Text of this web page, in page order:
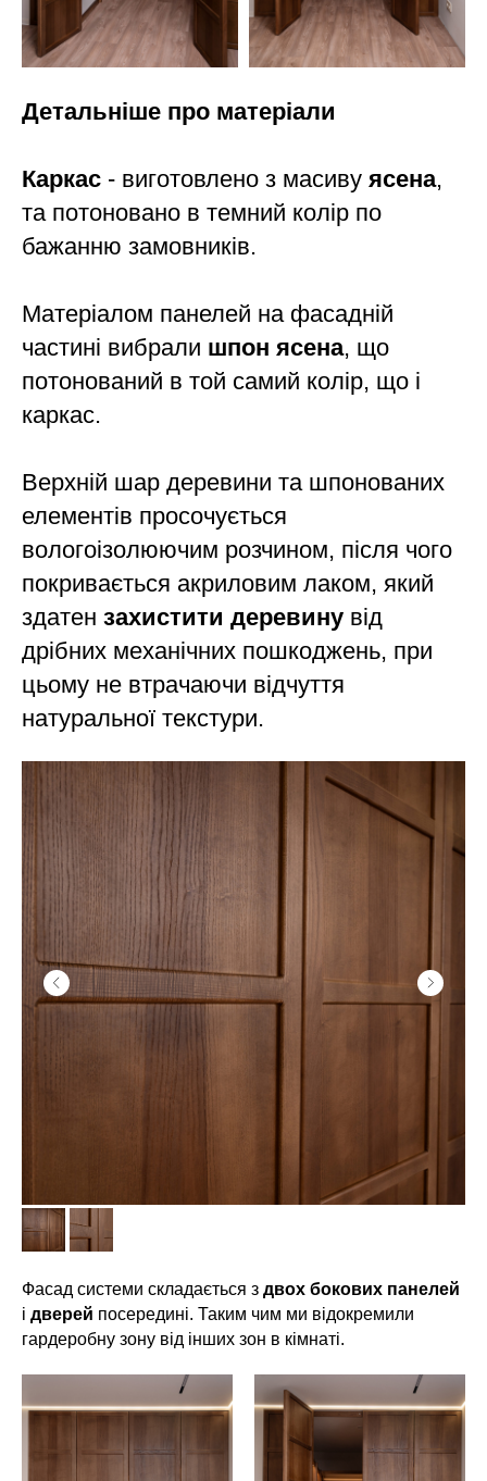
Детальніше про матеріали
Каркас - виготовлено з масиву ясена,
та потоновано в темний колір по
бажанню замовників.
Матеріалом панелей на фасадній
частині вибрали шпон ясена, що
потонований в той самий колір, що і
каркас.
Верхній шар деревини та шпонованих
елементів просочується
вологоізолюючим розчином, після чого
покривається акриловим лаком, який
здатен захистити деревину від
дрібних механічних пошкоджень, при
цьому не втрачаючи відчуття
натуральної текстури.
Фасад системи складається з двох бокових панелей
і дверей посередині. Таким чим ми відокремили
гардеробну зону від інших зон в кімнаті.